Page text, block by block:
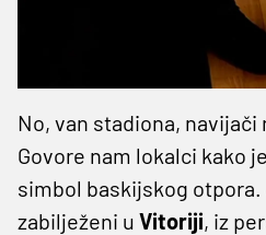
No, van stadiona, navijači
Govore nam lokalci kako je
simbol baskijskog
zabilježeni u Vitoriji, iz